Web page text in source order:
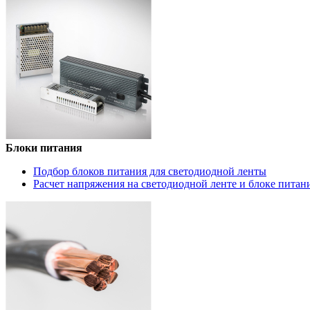
Блоки питания
Подбор блоков питания для светодиодной ленты
Расчет напряжения на светодиодной ленте и блоке